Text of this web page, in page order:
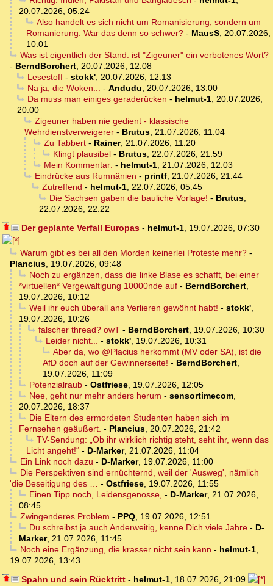
20.07.2026, 05:24
Also handelt es sich nicht um Romanisierung, sondern um
Romanierung. War das denn so schwer? - MausS, 20.07.2026,
10:01
Was ist eigentlich der Stand: ist "Zigeuner" ein verbotenes Wort?
- BerndBorchert, 20.07.2026, 12:08
Lesestoff- stokk', 20.07.2026, 12:13
Na ja, die Woken... - Andudu, 20.07.2026, 13:00
Da muss man einiges geraderücken - helmut-1, 20.07.2026,
20:00
Zigeuner haben nie gedient - klassische
Wehrdienstverweigerer - Brutus, 21.07.2026, 11:04
Zu Tabbert- Rainer, 21.07.2026, 11:20
Klingt plausibel- Brutus, 22.07.2026, 21:59
Mein Kommentar: - helmut-1, 21.07.2026, 12:03
Eindrücke aus Rumnänien - printf, 21.07.2026, 21:44
Zutreffend - helmut-1, 22.07.2026, 05:45
Die Sachsen gaben die bauliche Vorlage! - Brutus,
22.07.2026, 22:22
Der geplante Verfall Europas- helmut-1, 19.07.2026, 07:30
Warum gibt es bei all den Morden keinerlei Proteste mehr?-
Plancius, 19.07.2026, 09:48
Noch zu ergänzen, dass die linke Blase es schafft, bei einer
*virtuellen* Vergewaltigung 10000nde auf - BerndBorchert,
19.07.2026, 10:12
Weil ihr euch überall ans Verlieren gewöhnt habt! - stokk',
19.07.2026, 10:26
falscher thread? owT- BerndBorchert, 19.07.2026, 10:30
Leider nicht... - stokk', 19.07.2026, 10:31
Aber da, wo @Placius herkommt (MV oder SA), ist die
AfD doch auf der Gewinnerseite! - BerndBorchert,
19.07.2026, 11:09
Potenzialraub- Ostfriese, 19.07.2026, 12:05
Nee, geht nur mehr anders herum - sensortimecom,
20.07.2026, 18:37
Die Eltern des ermordeten Studenten haben sich im
Fernsehen geäußert. - Plancius, 20.07.2026, 21:42
TV-Sendung: „Ob ihr wirklich richtig steht, seht ihr, wenn das
Licht angeht!“ - D-Marker, 21.07.2026, 11:04
Ein Link noch dazu - D-Marker, 19.07.2026, 11:00
Die Perspektiven sind ernüchternd, weil der 'Ausweg', nämlich
'die Beseitigung des … - Ostfriese, 19.07.2026, 11:55
Einen Tipp noch, Leidensgenosse, - D-Marker, 21.07.2026,
08:45
Zwingenderes Problem - PPQ, 19.07.2026, 12:51
Du schreibst ja auch Anderweitig, kenne Dich viele Jahre- D-
Marker, 21.07.2026, 11:45
Noch eine Ergänzung, die krasser nicht sein kann - helmut-1,
19.07.2026, 13:43
Spahn und sein Rücktritt- helmut-1, 18.07.2026, 21:09